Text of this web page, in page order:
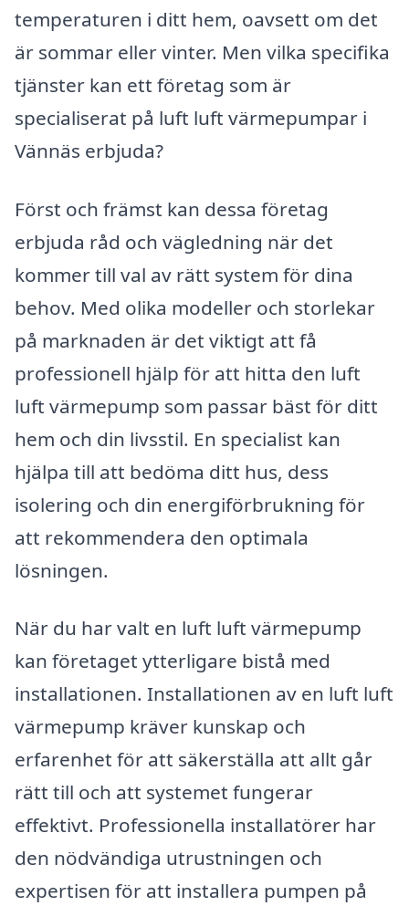
temperaturen i ditt hem, oavsett om det
är sommar eller vinter. Men vilka specifika
tjänster kan ett företag som är
specialiserat på luft luft värmepumpar i
Vännäs erbjuda?
Först och främst kan dessa företag
erbjuda råd och vägledning när det
kommer till val av rätt system för dina
behov. Med olika modeller och storlekar
på marknaden är det viktigt att få
professionell hjälp för att hitta den luft
luft värmepump som passar bäst för ditt
hem och din livsstil. En specialist kan
hjälpa till att bedöma ditt hus, dess
isolering och din energiförbrukning för
att rekommendera den optimala
lösningen.
När du har valt en luft luft värmepump
kan företaget ytterligare bistå med
installationen. Installationen av en luft luft
värmepump kräver kunskap och
erfarenhet för att säkerställa att allt går
rätt till och att systemet fungerar
effektivt. Professionella installatörer har
den nödvändiga utrustningen och
expertisen för att installera pumpen på